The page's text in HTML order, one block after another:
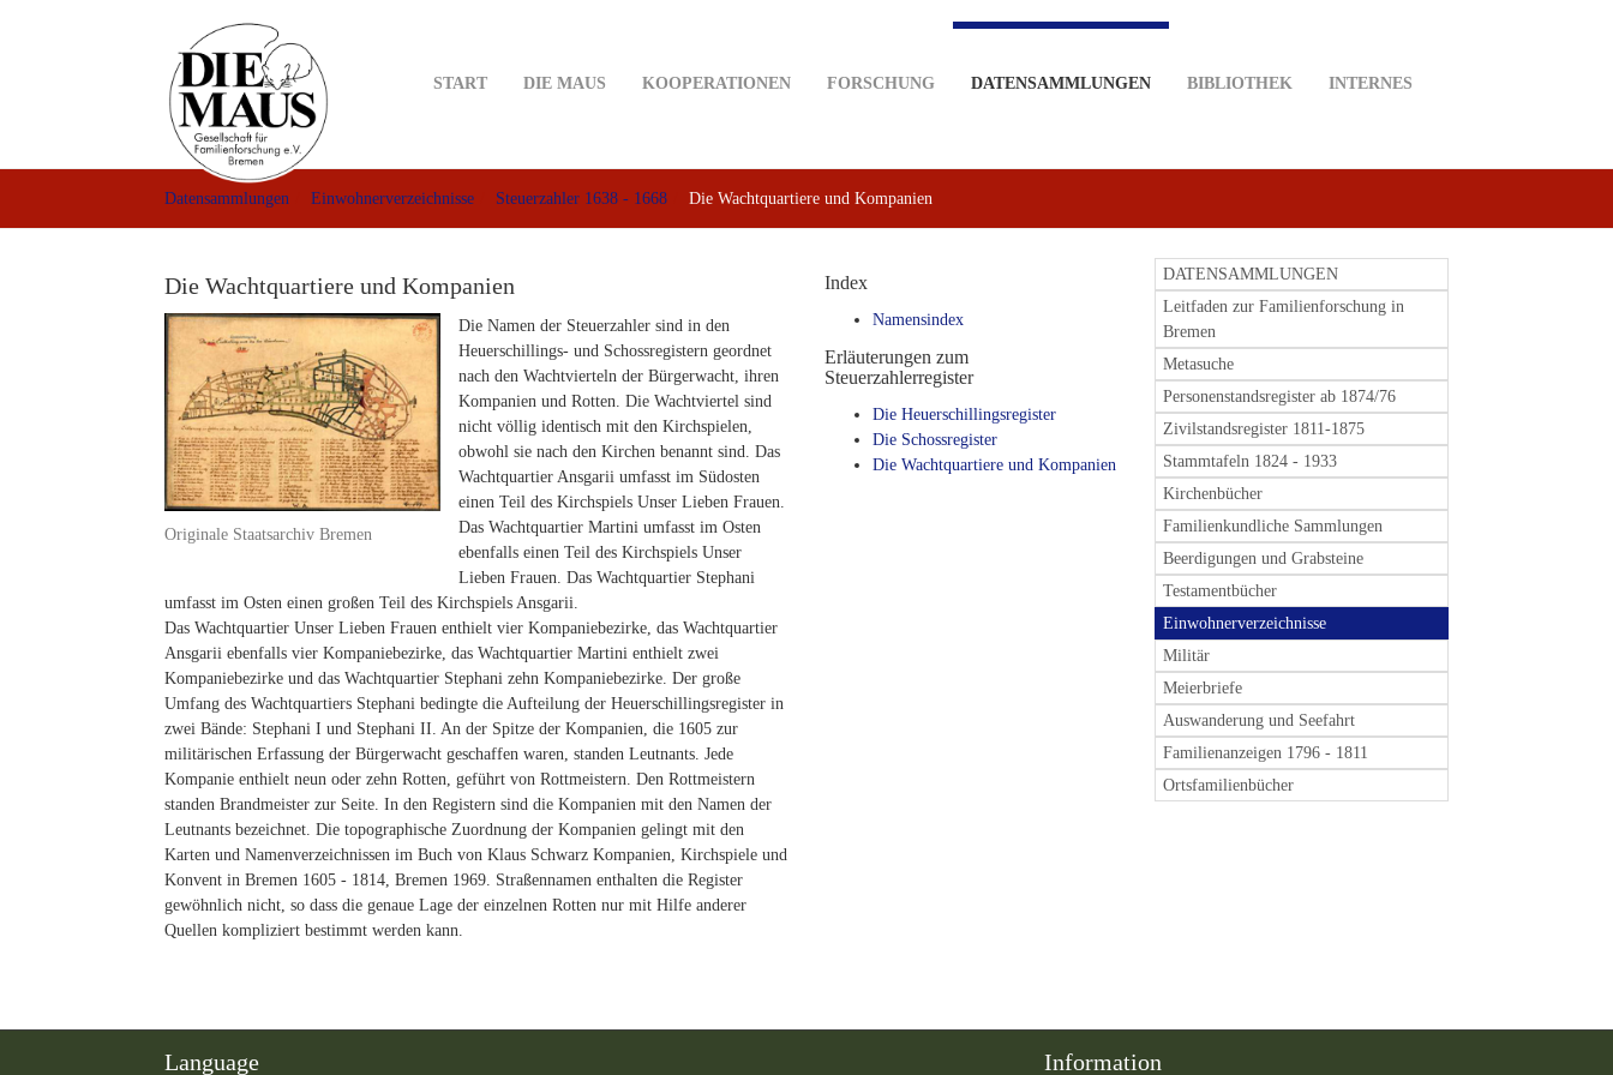
START DIE MAUS KOOPERATIONEN FORSCHUNG DATENSAMMLUNGEN BIBLIOTHEK INTERNES
Datensammlungen Einwohnerverzeichnisse Steuerzahler 1638 - 1668 Die Wachtquartiere und Kompanien
Die Wachtquartiere und Kompanien
Originale Staatsarchiv Bremen
Die Namen der Steuerzahler sind in den
Heuerschillings- und Schossregistern geordnet
nach den Wachtvierteln der Bürgerwacht, ihren
Kompanien und Rotten. Die Wachtviertel sind
nicht völlig identisch mit den Kirchspielen,
obwohl sie nach den Kirchen benannt sind. Das
Wachtquartier Ansgarii umfasst im Südosten
einen Teil des Kirchspiels Unser Lieben Frauen.
Das Wachtquartier Martini umfasst im Osten
ebenfalls einen Teil des Kirchspiels Unser
Lieben Frauen. Das Wachtquartier Stephani
umfasst im Osten einen großen Teil des Kirchspiels Ansgarii.
Das Wachtquartier Unser Lieben Frauen enthielt vier Kompaniebezirke, das Wachtquartier
Ansgarii ebenfalls vier Kompaniebezirke, das Wachtquartier Martini enthielt zwei
Kompaniebezirke und das Wachtquartier Stephani zehn Kompaniebezirke. Der große
Umfang des Wachtquartiers Stephani bedingte die Aufteilung der Heuerschillingsregister in
zwei Bände: Stephani I und Stephani II. An der Spitze der Kompanien, die 1605 zur
militärischen Erfassung der Bürgerwacht geschaffen waren, standen Leutnants. Jede
Kompanie enthielt neun oder zehn Rotten, geführt von Rottmeistern. Den Rottmeistern
standen Brandmeister zur Seite. In den Registern sind die Kompanien mit den Namen der
Leutnants bezeichnet. Die topographische Zuordnung der Kompanien gelingt mit den
Karten und Namenverzeichnissen im Buch von Klaus Schwarz Kompanien, Kirchspiele und
Konvent in Bremen 1605 - 1814, Bremen 1969. Straßennamen enthalten die Register
gewöhnlich nicht, so dass die genaue Lage der einzelnen Rotten nur mit Hilfe anderer
Quellen kompliziert bestimmt werden kann.
Index
Namensindex
Erläuterungen zum
Steuerzahlerregister
Die Heuerschillingsregister
Die Schossregister
Die Wachtquartiere und Kompanien
DATENSAMMLUNGEN
Leitfaden zur Familienforschung in
Bremen
Metasuche
Personenstandsregister ab 1874/76
Zivilstandsregister 1811-1875
Stammtafeln 1824 - 1933
Kirchenbücher
Familienkundliche Sammlungen
Beerdigungen und Grabsteine
Testamentbücher
Einwohnerverzeichnisse
Militär
Meierbriefe
Auswanderung und Seefahrt
Familienanzeigen 1796 - 1811
Ortsfamilienbücher
Language Information